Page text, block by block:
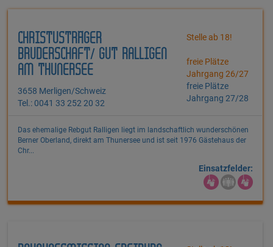
CHRISTUSTRÄGER
BRUDERSCHAFT/ GUT RALLIGEN
AM THUNERSEE
3658 Merligen/Schweiz
Tel.: 0041 33 252 20 32
Stelle ab 18!
freie Plätze
Jahrgang 26/27
freie Plätze
Jahrgang 27/28
Das ehemalige Rebgut Ralligen liegt im landschaftlich wunderschönen
Berner Oberland, direkt am Thunersee und ist seit 1976 Gästehaus der
Chr...
Einsatzfelder: